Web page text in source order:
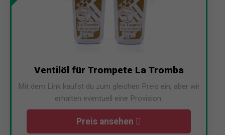
Ventilöl für Trompete La Tromba
Mit dem Link kaufst du zum gleichen Preis ein, aber wir
erhalten eventuell eine Provision.
Preis ansehen